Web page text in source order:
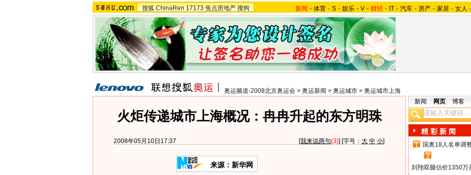
搜狐 ChinaRen 17173 焦点房地产 搜狗 新闻 - 体育 - S - 娱乐 - V - 财经 - IT - 汽车 - 房产 - 家居 - 女人 -
奥运频道-2008北京奥运会 > 奥运新闻 > 奥运城市 > 奥运城市上海
火炬传递城市上海概况：冉冉升起的东方明珠
2008年05月10日17:37 [我来说两句(3)] [字号： 大 中 小]
来源：新华网
新闻 网页 博客
精 彩 新 闻
1
国奥18人名单调
2
刘翔双腿估价1350万